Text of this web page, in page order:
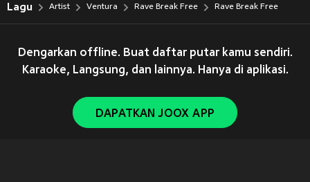
Lagu Artist Ventura Rave Break Free Rave Break Free
Dengarkan offline. Buat daftar putar kamu sendiri.
Karaoke, Langsung, dan lainnya. Hanya di aplikasi.
DAPATKAN JOOX APP